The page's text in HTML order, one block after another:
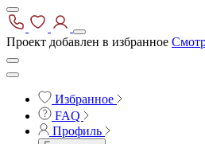
Проект добавлен в избранное
Избранное
FAQ
Профиль